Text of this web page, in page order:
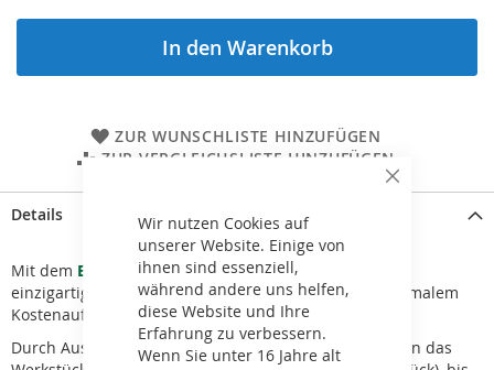
Schließen
Wir nutzen Cookies auf
unserer Website. Einige von
ihnen sind essenziell,
während andere uns helfen,
diese Website und Ihre
Erfahrung zu verbessern.
Wenn Sie unter 16 Jahre alt
In den Warenkorb
ZUR WUNSCHLISTE HINZUFÜGEN
ZUR VERGLEICHSLISTE HINZUFÜGEN
Details
Mit dem Eco Flex B20 Distanzträger Kit
einzigartige Möglichkeit schnell, einfach und mit minimalem
Kostenaufwand neue Projekte umzusetzen.
Durch Auswahl von Bohrung und Distanzträger(n) kann das